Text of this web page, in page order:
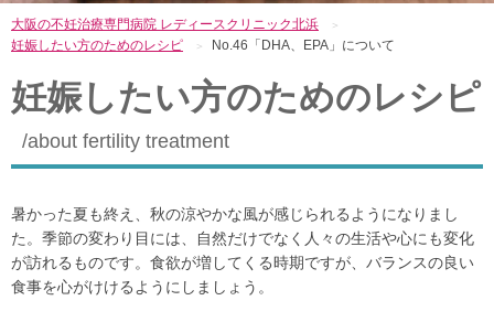
大阪の不妊治療専門病院 レディースクリニック北浜
妊娠したい方のためのレシピ
No.46「DHA、EPA」について
妊娠したい方のためのレシピ
about fertility treatment
暑かった夏も終え、秋の涼やかな風が感じられるようになりまし
た。季節の変わり目には、自然だけでなく人々の生活や心にも変化
が訪れるものです。食欲が増してくる時期ですが、バランスの良い
食事を心がけけるようにしましょう。